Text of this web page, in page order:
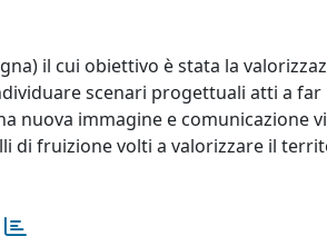
il cui obiettivo è stata la
scenari progettuali atti a far
nuova immagine e comunicazione
di fruizione volti a valorizzare il